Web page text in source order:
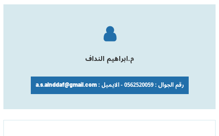
م.ابراهيم النداف
رقم الجوال : 0562520059 - الايميل : a.s.alnddaf@gmail.com